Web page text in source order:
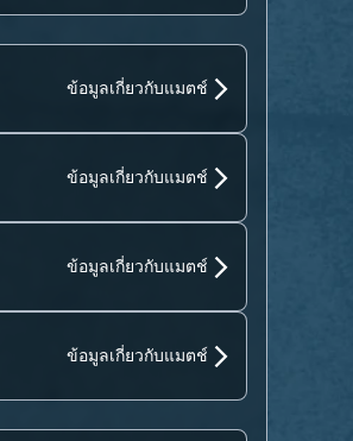
ข้อมูลเกี่ยวกับแมตช์
ข้อมูลเกี่ยวกับแมตช์
ข้อมูลเกี่ยวกับแมตช์
ข้อมูลเกี่ยวกับแมตช์